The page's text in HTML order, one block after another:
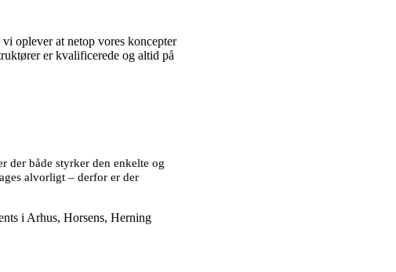
oplever at netop vores koncepter
er kvalificerede og altid på
både styrker den enkelte og
alvorligt – derfor er der
i Arhus, Horsens, Herning